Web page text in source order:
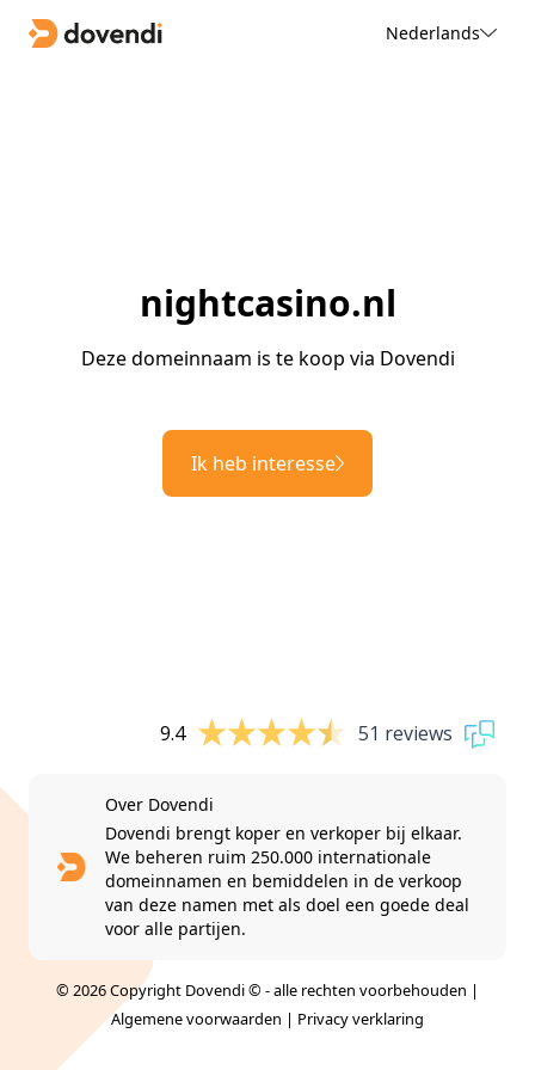
Nederlands
nightcasino.nl
Deze domeinnaam is te koop via Dovendi
Ik heb interesse
9.4 51 reviews
Over Dovendi
Dovendi brengt koper en verkoper bij elkaar.
We beheren ruim 250.000 internationale
domeinnamen en bemiddelen in de verkoop
van deze namen met als doel een goede deal
voor alle partijen.
© 2026 Copyright Dovendi © - alle rechten voorbehouden |
Algemene voorwaarden | Privacy verklaring